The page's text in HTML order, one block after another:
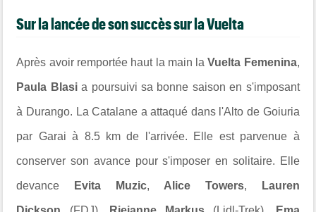
Sur la lancée de son succès sur la Vuelta
Après avoir remportée haut la main laVuelta Femenina,
Paula Blasia poursuivi sa bonne saison en s'imposant
à Durango. La Catalane a attaqué dans l'Alto de Goiuria
par Garai à 8.5 km de l'arrivée. Elle est parvenue à
conserver son avance pour s'imposer en solitaire. Elle
devance Evita Muzic, Alice Towers, Lauren